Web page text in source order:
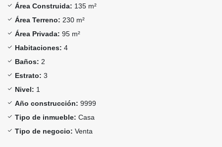
Área Construida: 135 m²
Área Terreno: 230 m²
Área Privada: 95 m²
Habitaciones: 4
Baños: 2
Estrato: 3
Nivel: 1
Año construcción: 9999
Tipo de inmueble: Casa
Tipo de negocio: Venta